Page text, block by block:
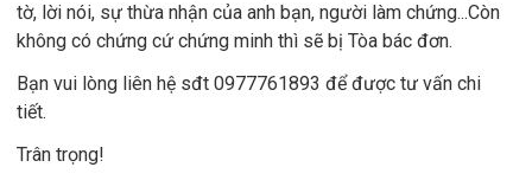
tờ, lời nói, sự thừa nhận của anh bạn, người làm chứng...Còn
không có chứng cứ chứng minh thì sẽ bị Tòa bác đơn.
Bạn vui lòng liên hệ sđt 0977761893 để được tư vấn chi
tiết.
Trân trọng!